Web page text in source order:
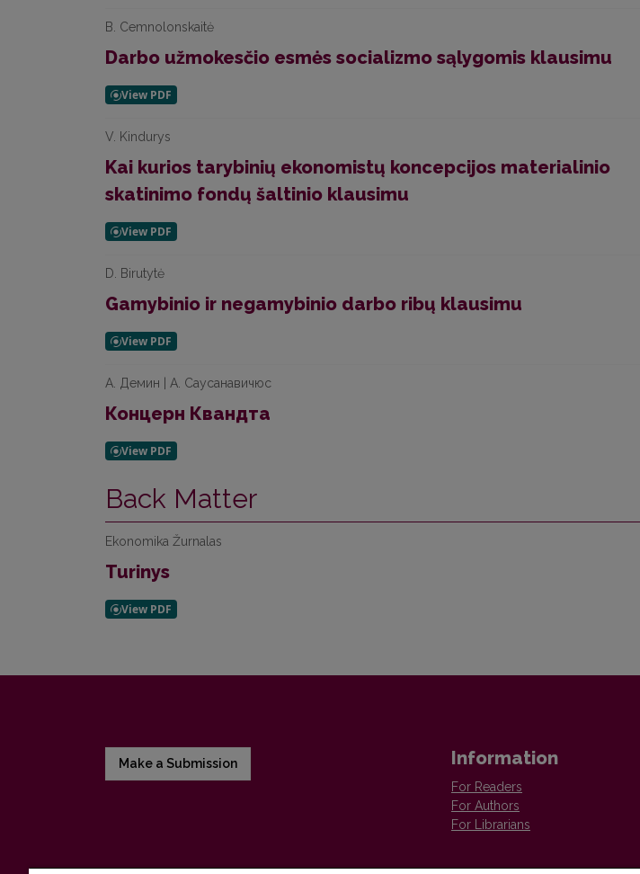
B. Cemnolonskaitė
Darbo užmokesčio esmės socializmo sąlygomis klausimu
V. Kindurys
Kai kurios tarybinių ekonomistų koncepcijos materialinio
skatinimo fondų šaltinio klausimu
D. Birutytė
Gamybinio ir negamybinio darbo ribų klausimu
А. Демин | А. Саусанавичюс
Концерн Квандта
Back Matter
Ekonomika Žurnalas
Turinys
Make a Submission Information
For Readers
For Authors
For Librarians